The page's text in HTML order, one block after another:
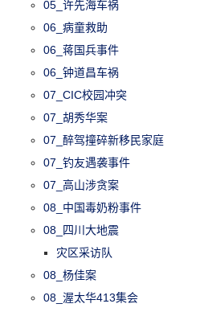
05_许先海车祸
06_病童救助
06_蒋国兵事件
06_钟道昌车祸
07_CIC校园冲突
07_胡秀华案
07_醉驾撞碎新移民家庭
07_钓友遇袭事件
07_高山涉贪案
08_中国毒奶粉事件
08_四川大地震
灾区采访队
08_杨佳案
08_渥太华413集会